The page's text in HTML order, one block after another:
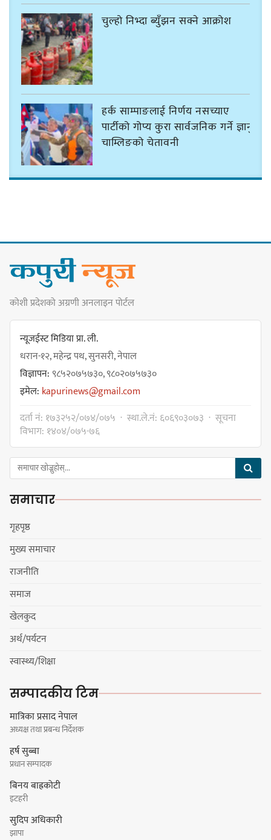
चुल्हो निभ्दा ब्युँझन सक्ने आक्रोश
हर्क साम्पाङलाई निर्णय नसच्याए
पार्टीको गोप्य कुरा सार्वजनिक गर्ने ज्ञानु
चाम्लिङको चेतावनी
नयाँ सेउती पूल नजिक दुर्घटनाको
जोखिमको ट्राफिक सचेतना गराउँदै
सिलाम साक्मा
किराँती खम्बुका सन्तानहरू :
स्वपहिचानविहीन राई बन्ने कि
स्वपहिचानसहित 'राउटे !'
नेपाली काँग्रेस सभापति गगन थापालाई
सुनसरीका कार्यकर्ताको आग्रह
कोशी प्रदेशको अग्रणी अनलाइन पोर्टल
न्यूजईस्ट मिडिया प्रा. ली.
धरान-१२, महेन्द्र पथ, सुनसरी, नेपाल
विज्ञापन:९८५२०७५७३०, ९८०२०७५७३०
इमेल: kapurinews@gmail.com
दर्ता नं: १७३२५२/०७४/०७५ · स्था.ले.नं: ६०६९०३०७३ · सूचना
विभाग: १४०४/०७५-७६
समाचार
गृहपृष्ठ
मुख्य समाचार
राजनीति
समाज
खेलकुद
अर्थ/पर्यटन
स्वास्थ्य/शिक्षा
सम्पादकीय टिम
मात्रिका प्रसाद नेपाल
अध्यक्ष तथा प्रबन्ध निर्देशक
हर्ष सुब्बा
प्रधान सम्पादक
बिनय बाह्रकोटी
इटहरी
सुदिप अधिकारी
झापा